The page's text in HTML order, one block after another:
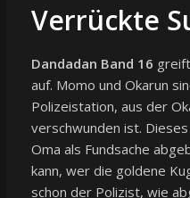
Verrückte
Dandadan Band 16
auf. Momo und Okarun
Polizeistation, aus der
verschwunden ist.
Oma als Fundsache
kann, wer die goldene
schon der Polizist, wie